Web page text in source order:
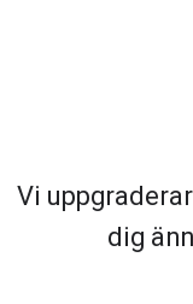
Vi
dig